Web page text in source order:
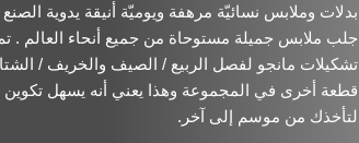
بدلات وملابس نسائيّة مرهفة ويوميّة أنيقة يدوية
جلب ملابس جميلة مستوحاة من جميع أنحاء العالم
تشكيلات مانجو لفصل الربيع / الصيف والخريف /
قطعة أخرى في المجموعة وهذا يعني أنه يسهل تكوين
لتأخذك من موسم إلى آخر.